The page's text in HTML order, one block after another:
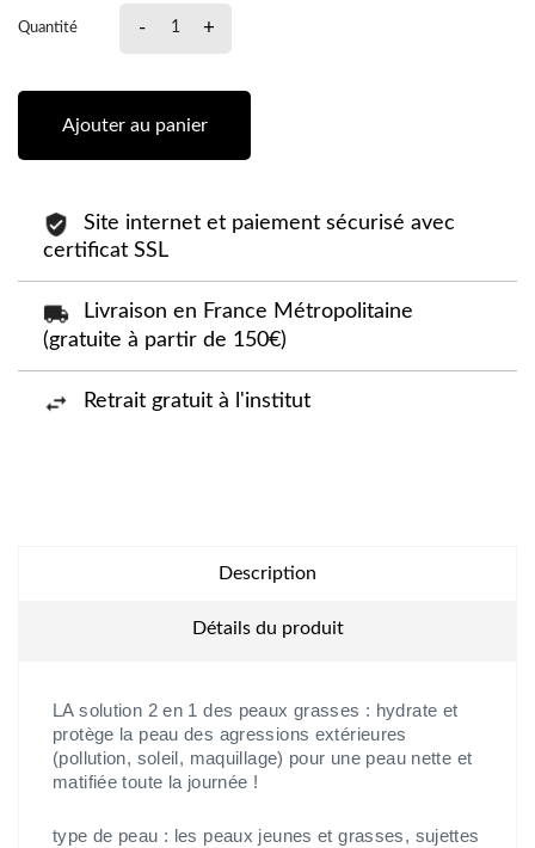
Quantité - +
Ajouter au panier
Site internet et paiement sécurisé avec
certificat SSL
Livraison en France Métropolitaine
(gratuite à partir de 150€)
Retrait gratuit à l'institut
Description
Détails du produit
LA solution 2 en 1 des peaux grasses : hydrate et
protège la peau des agressions extérieures
(pollution, soleil, maquillage) pour une peau nette et
matifiée toute la journée !
type de peau : les peaux jeunes et grasses, sujettes